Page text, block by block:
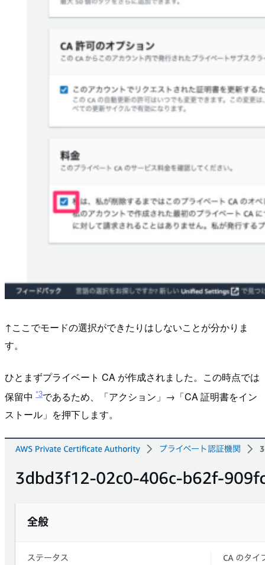
↑ここでモードの選択ができたりはしないことが分かりま
す。
ひとまずプライベート CA が作成されました。この時点では
保留中 *3であるため、「アクション」→「CA 証明書をイン
ストール」を押下します。